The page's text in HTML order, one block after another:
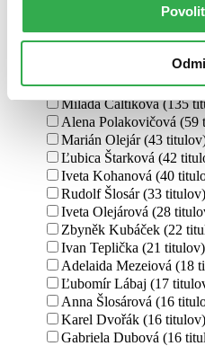
encyklopédie (4 tituly)
poviedky (3 tituly)
Autor
Milada Caltíková (135
Alena Polakovičová (59
Marián Olejár (43
Ľubica Štarková (42
Iveta Kohanová (40
Rudolf Šlosár (33 titulov)
Iveta Olejárová (28
Zbyněk Kubáček (22
Ivan Teplička (21 titulov)
Adelaida Mezeiová (18
Ľubomír Lábaj (17
Anna Šlosárová (16
Karel Dvořák (16 titulov)
Gabriela Dubová (16